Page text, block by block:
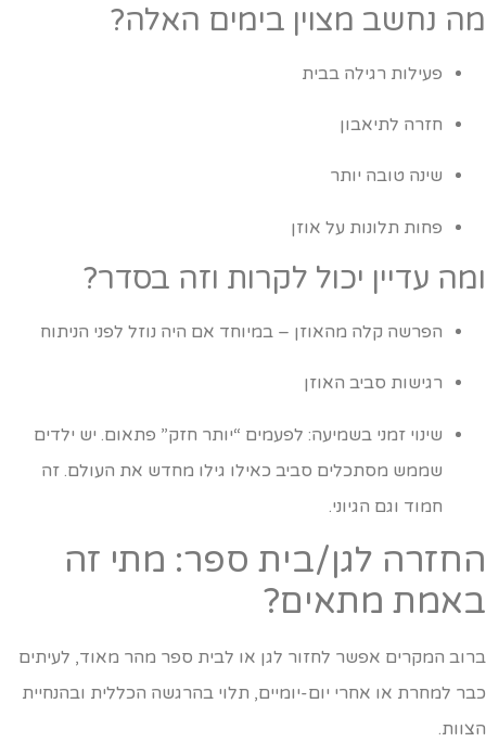
נחשב מצוין בימים האלה?
פעילות רגילה בבית
חזרה לתיאבון
שינה טובה יותר
פחות תלונות על אוזן
עדיין יכול לקרות וזה בסדר?
הפרשה קלה מהאוזן – במיוחד אם היה נוזל לפני הניתוח
רגישות סביב האוזן
שינוי זמני בשמיעה: לפעמים “יותר חזק” פתאום. יש ילדים
שממש מסתכלים סביב כאילו גילו מחדש את העולם. זה
חמוד וגם הגיוני.
לגן/בית ספר: מתי זה
מתאים?
המקרים אפשר לחזור לגן או לבית ספר מהר מאוד, לעיתים
למחרת או אחרי יום-יומיים, תלוי בהרגשה הכללית ובהנחיית